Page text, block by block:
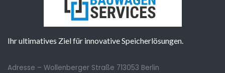
Ihr ultimatives Ziel für innovative Speicherlösungen.
Adresse – Wollenberger Straße 713053 Berlin